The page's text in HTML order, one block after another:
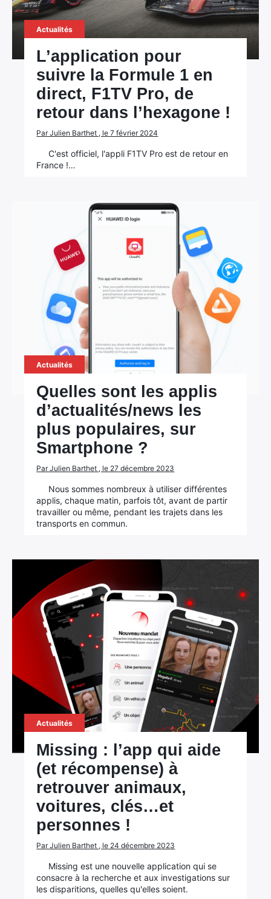
Actualités
L’application pour
suivre la Formule 1 en
direct, F1TV Pro, de
retour dans l’hexagone !
Par Julien Barthet , le 7 février 2024
C'est officiel, l'appli F1TV Pro est de retour en
France !…
Actualités
Quelles sont les applis
d’actualités/news les
plus populaires, sur
Smartphone ?
Par Julien Barthet , le 27 décembre 2023
Nous sommes nombreux à utiliser différentes
applis, chaque matin, parfois tôt, avant de partir
travailler ou même, pendant les trajets dans les
transports en commun.
Actualités
Missing : l’app qui aide
(et récompense) à
retrouver animaux,
voitures, clés…et
personnes !
Par Julien Barthet , le 24 décembre 2023
Missing est une nouvelle application qui se
consacre à la recherche et aux investigations sur
les disparitions, quelles qu'elles soient.